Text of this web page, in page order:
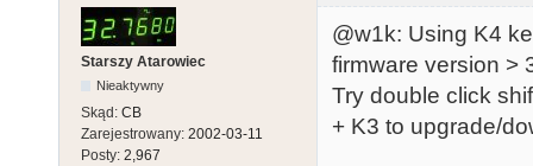
Starszy Atarowiec
Nieaktywny
Skąd: CB
Zarejestrowany: 2002-03-11
Posty: 2,967
@w1k: Using K4
firmware version >
Try double click
+ K3 to upgrade/